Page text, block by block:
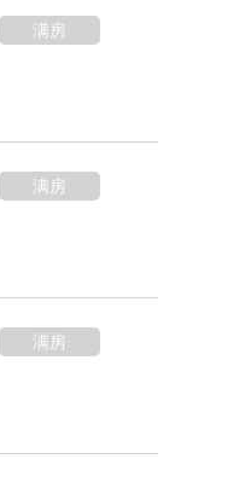
满房
满房
满房